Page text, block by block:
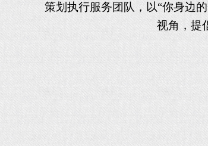
策划执行服务团队，以“你身边
视角，提